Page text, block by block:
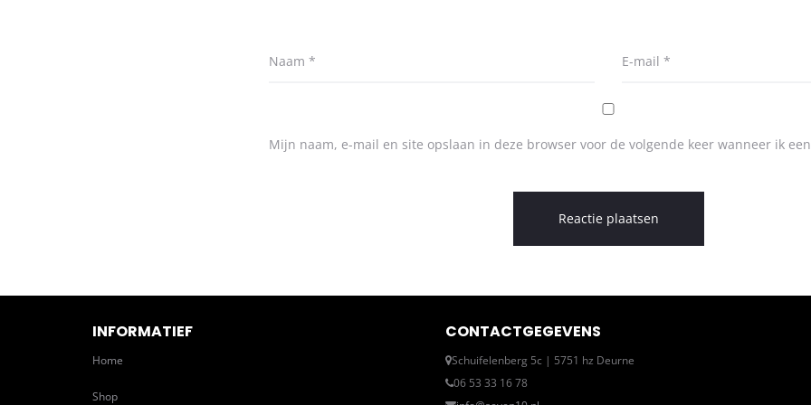
Naam * E-mail *
Mijn naam, e-mail en site opslaan in deze browser voor de volgende keer wanneer ik
INFORMATIEF
Home
Shop
CONTACTGEGEVENS
Schuifelenberg 5c | 5751 hz Deurne
06 53 33 16 78